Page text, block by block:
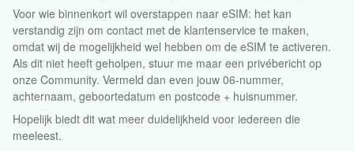
Voor wie binnenkort wil overstappen naar eSIM: het kan
verstandig zijn om contact met de klantenservice te maken,
omdat wij de mogelijkheid wel hebben om de eSIM te activeren.
Als dit niet heeft geholpen, stuur me maar een privébericht op
onze Community. Vermeld dan even jouw 06-nummer,
achternaam, geboortedatum en postcode + huisnummer.
Hopelijk biedt dit wat meer duidelijkheid voor iedereen die
meeleest.